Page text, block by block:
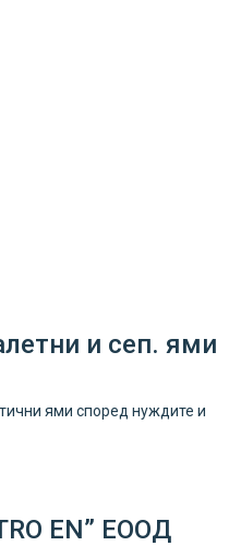
и сеп. ями
ями според нуждите и
EN” ЕООД